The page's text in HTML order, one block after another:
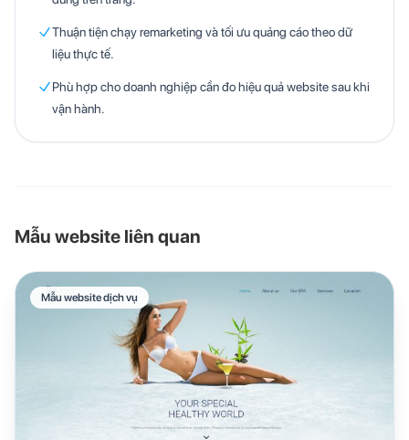
Thuận tiện chạy remarketing và tối ưu quảng cáo theo dữ
liệu thực tế.
Phù hợp cho doanh nghiệp cần đo hiệu quả website sau khi
vận hành.
Mẫu website liên quan
Mẫu website dịch vụ